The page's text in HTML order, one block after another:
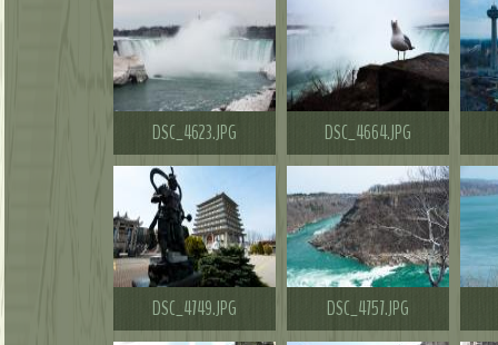
DSC_4623.JPG DSC_4664.JPG
DSC_4749.JPG DSC_4757.JPG